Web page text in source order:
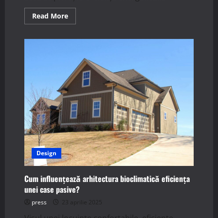
Read MoreRead
more
alegerea
unui
acoperiș
înclinat
asupra
performanței
unei
case
pasive?
Design
Cum influențează arhitectura bioclimatică eficiența
unei case pasive?
press 23 aprilie 2025